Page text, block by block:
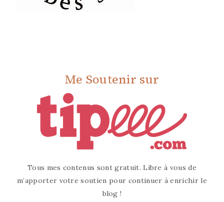
Me Soutenir sur
Tous mes contenus sont gratuit. Libre à vous de
m’apporter votre soutien pour continuer à enrichir le
blog !